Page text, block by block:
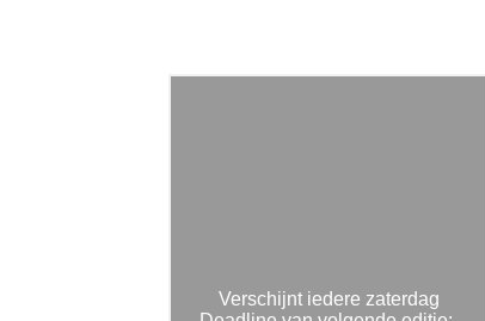
Verschijnt iedere zaterdag